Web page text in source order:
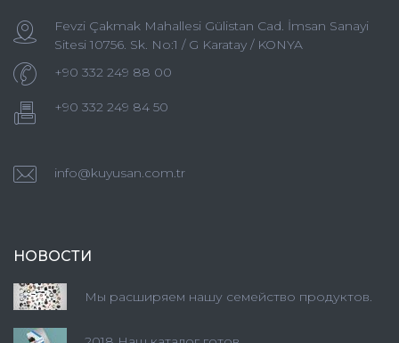
Fevzi Çakmak Mahallesi Gülistan Cad. İmsan Sanayi
Sitesi 10756. Sk. No:1 / G Karatay / KONYA
+90 332 249 88 00
+90 332 249 84 50
info@kuyusan.com.tr
НОВОСТИ
Мы расширяем нашу семейство продуктов.